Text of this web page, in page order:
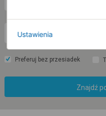
nd. 9 sie.
Preferuj bez przesiadek
Znajdź
Ustawienia